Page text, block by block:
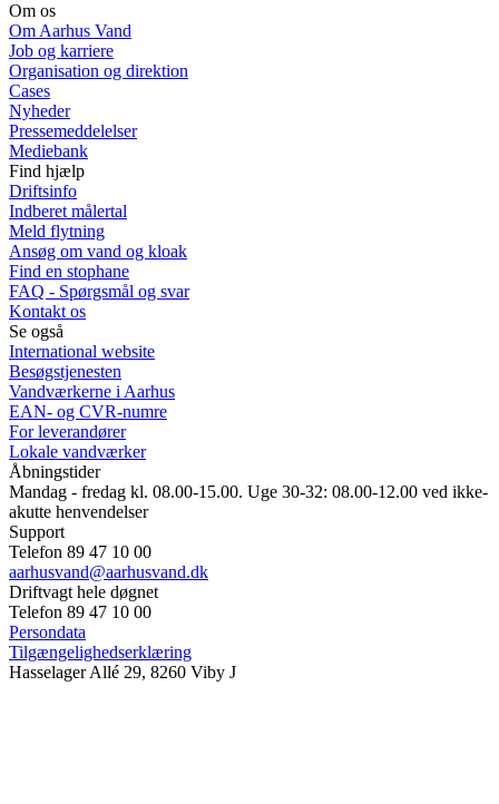
Om os
Om Aarhus Vand
Job og karriere
Organisation og direktion
Cases
Nyheder
Pressemeddelelser
Mediebank
Find hjælp
Driftsinfo
Indberet målertal
Meld flytning
Ansøg om vand og kloak
Find en stophane
FAQ - Spørgsmål og svar
Kontakt os
Se også
International website
Besøgstjenesten
Vandværkerne i Aarhus
EAN- og CVR-numre
For leverandører
Lokale vandværker
Åbningstider
Mandag - fredag kl. 08.00-15.00. Uge 30-32: 08.00-12.00 ved ikke-
akutte henvendelser
Support
Telefon 89 47 10 00
aarhusvand@aarhusvand.dk
Driftvagt hele døgnet
Telefon 89 47 10 00
Persondata
Tilgængelighedserklæring
Hasselager Allé 29, 8260 Viby J